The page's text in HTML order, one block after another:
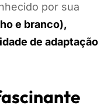
por sua
e branco),
de adaptação